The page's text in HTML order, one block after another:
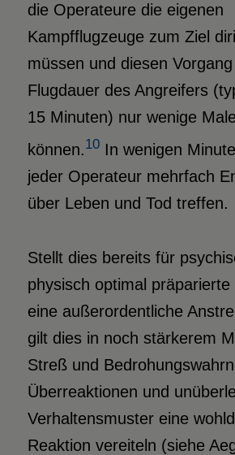
die Operateure die eigenen
Kampfflugzeuge zum Ziel
müssen und diesen
Flugdauer des Angreifers
15 Minuten) nur wenige
können.10 In wenigen
jeder Operateur mehrfach
über Leben und Tod treffen.
Stellt dies bereits für
physisch optimal präparierte
eine außerordentliche
gilt dies in noch stärkerem
Streß und
Überreaktionen und
Verhaltensmuster eine
Reaktion vereiteln (siehe